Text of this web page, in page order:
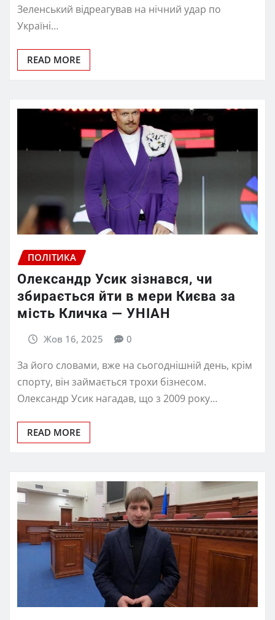
Зеленський відреагував на нічний удар по
Україні…
READ MORE
ПОЛІТИКА
Олександр Усик зізнався, чи
збирається йти в мери Києва за
мість Кличка — УНІАН
Жов 16, 2025 0
За його словами, вже на сьогоднішній день, крім
спорту, він займається трохи бізнесом.
Олександр Усик нагадав, що з 2009 року…
READ MORE